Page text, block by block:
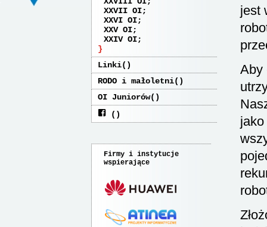
XXVII OI
XXVI OI
XXV OI
XXIV OI
Linki
RODO i małoletni
OI Juniorów
Firmy i instytucje
wspierające
jest
Aby